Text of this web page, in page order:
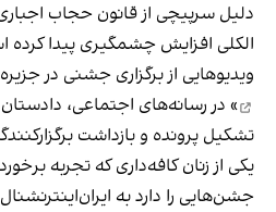
دلیل سرپیچی از قانون حجاب
الکلی افزایش چشمگیری پیدا کرده
ویدیوهایی از برگزاری جشنی در
» در رسانه‌های اجتماعی،
تشکیل پرونده و بازداشت
یکی از زنان کافه‌داری که تجربه
جشن‌هایی را دارد به